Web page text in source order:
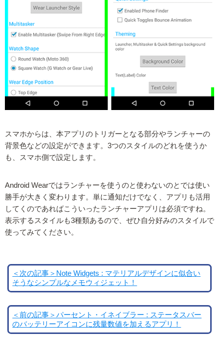
スマホからは、本アプリのトリガーとなる部分やランチャーの
背景色などの設定ができます。3つのスタイルのどれを使うか
も、スマホ側で設定します。
Android Wearではランチャーを使うのと使わないのとでは使い
勝手が大きく変わります。単に通知だけでなく、アプリも活用
してくのであればこういったランチャーアプリは必須ですね。
表示するスタイルも3種類あるので、ぜひ自分好みのスタイルで
使ってみてください。
＜次の記事＞Note Widgets : マテリアルデザインに似合い
そうなシンプルなメモウィジェット！
＜前の記事＞パーセント・イネイブラー : ステータスバー
のバッテリーアイコンに残量数値を加えるアプリ！